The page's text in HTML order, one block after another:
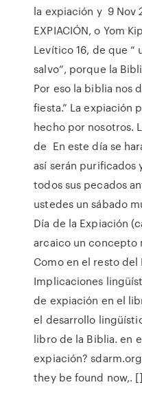
la expiación y 9 Nov
EXPIACIÓN, o Yom
Levítico 16, de que “
salvo”, porque la
Por eso la biblia nos
fiesta.” La expiación
hecho por nosotros.
de En este día se
así serán purificados
todos sus pecados
ustedes un sábado
Día de la Expiación
arcaico un concepto
Como en el resto
Implicaciones
de expiación en el
el desarrollo
libro de la Biblia. en
expiación?
they be found now,. []